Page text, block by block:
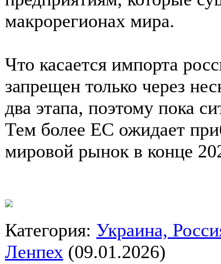
макрорегионах мира.
Что касается импорта
запрещен только через
два этапа, поэтому пока
Тем более ЕС ожидает
мировой рынок в конце
Категория: Украина,
Ленпех (09.01.2026)